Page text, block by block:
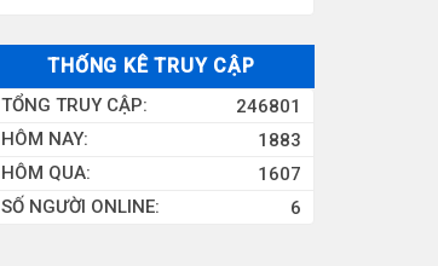
NƯỚC
KHU
CÔNG
NGHIỆP
CHUẨN
PHÁP
LÝ
NƯỚC
THẢI
THỐNG KÊ TRUY CẬP
246801
TỔNG TRUY CẬP:
1883
HÔM NAY:
1607
HÔM QUA:
6
SỐ NGƯỜI ONLINE: